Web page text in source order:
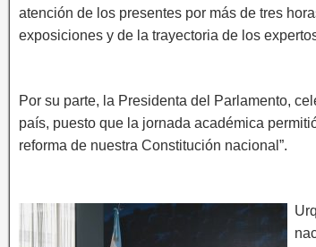
atención de los presentes por más de tres
exposiciones y de la trayectoria de los
Por su parte, la Presidenta del Parlamento,
país, puesto que la jornada académica
reforma de nuestra Constitución nacional”.